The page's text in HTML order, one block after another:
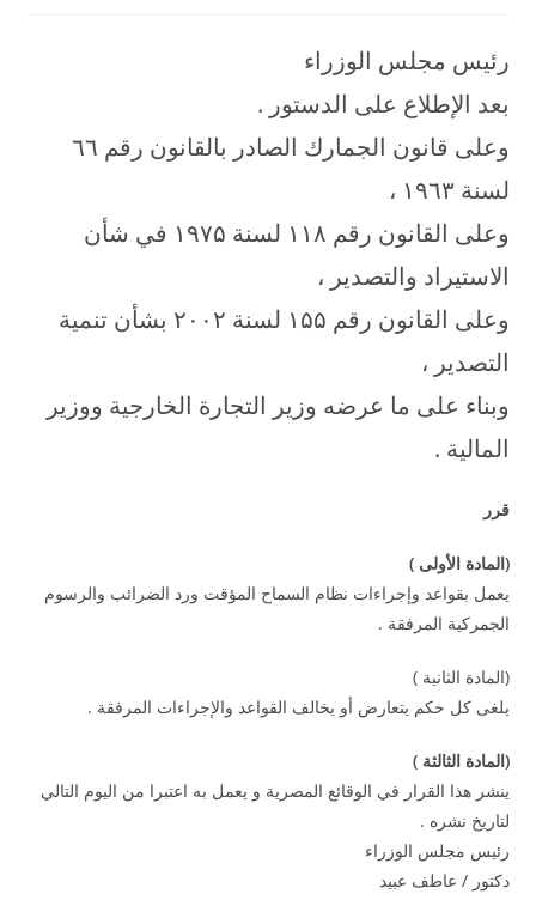
رئيس مجلس الوزراء
بعد الإطلاع على الدستور .
وعلى قانون الجمارك الصادر بالقانون رقم ٦٦
لسنة ۱۹٦۳ ،
وعلى القانون رقم ۱۱۸ لسنة ۱۹۷۵ في شأن
الاستيراد والتصدير ،
وعلى القانون رقم ۱۵۵ لسنة ۲۰۰۲ بشأن تنمية
التصدير ،
وبناء على ما عرضه وزير التجارة الخارجية ووزير
المالية .
قرر
(المادة الأولى )
يعمل بقواعد وإجراءات نظام السماح المؤقت ورد الضرائب والرسوم
الجمركية المرفقة .
(المادة الثانية )
يلغى كل حكم يتعارض أو يخالف القواعد والإجراءات المرفقة .
(المادة الثالثة )
ينشر هذا القرار في الوقائع المصرية و يعمل به اعتبرا من اليوم التالي
لتاريخ نشره .
رئيس مجلس الوزراء
دكتور / عاطف عبيد